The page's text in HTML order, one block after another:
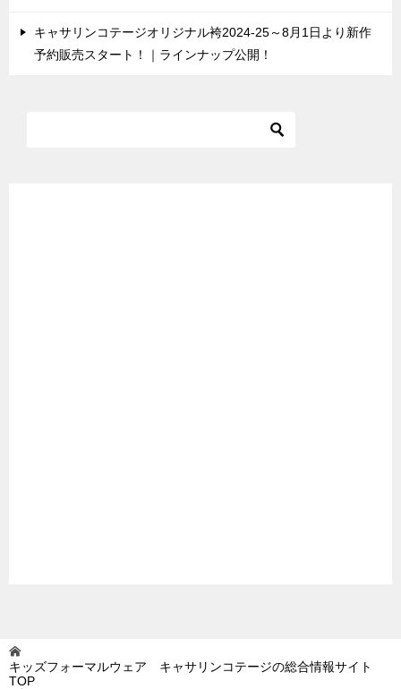
キャサリンコテージオリジナル袴2024-25～8月1日より新作
予約販売スタート！｜ラインナップ公開！
キッズフォーマルウェア キャサリンコテージの総合情報サイト
TOP